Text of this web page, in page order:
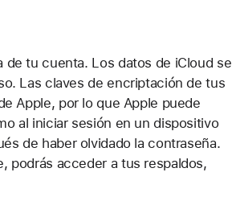
tu cuenta. Los datos de iCloud se
Las claves de encriptación de tus
Apple, por lo que Apple puede
al iniciar sesión en un dispositivo
de haber olvidado la contraseña.
podrás acceder a tus respaldos,